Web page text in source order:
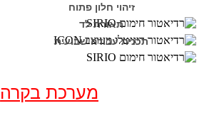
זיהוי חלון פתוח
תאורת לד
תכנית עבודה שבועית
מערכת בקרה